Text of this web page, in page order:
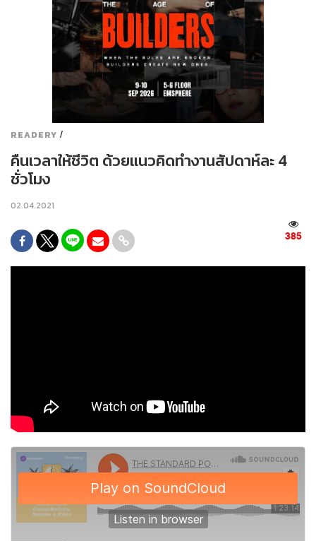
READERY /
คืนเวลาให้ชีวิต ด้วยแนวคิดทำงานสัปดาห์ละ 4
ชั่วโมง
02.04.2021
385